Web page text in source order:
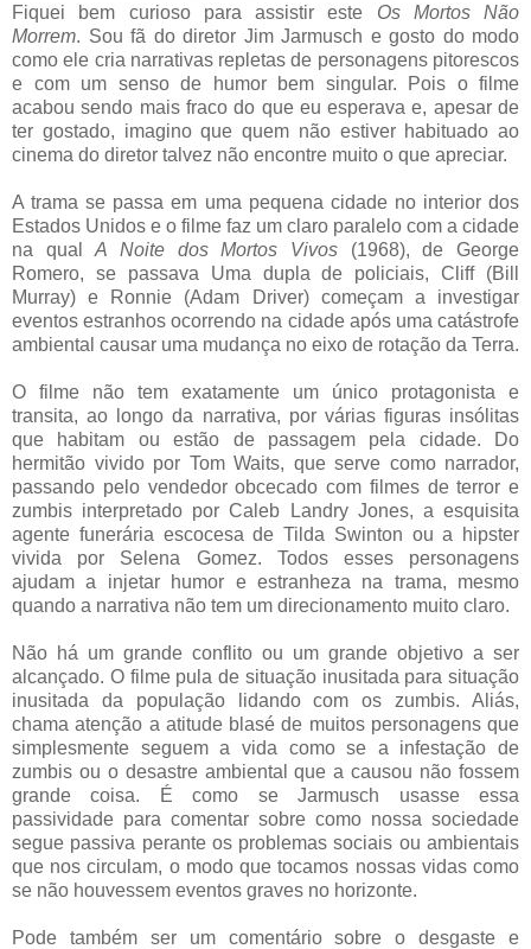
Fiquei bem curioso para assistir este Os Mortos Não
Morrem. Sou fã do diretor Jim Jarmusch e gosto do modo
como ele cria narrativas repletas de personagens pitorescos
e com um senso de humor bem singular. Pois o filme
acabou sendo mais fraco do que eu esperava e, apesar de
ter gostado, imagino que quem não estiver habituado ao
cinema do diretor talvez não encontre muito o que apreciar.
A trama se passa em uma pequena cidade no interior dos
Estados Unidos e o filme faz um claro paralelo com a cidade
na qualA Noite dos Mortos Vivos (1968), de George
Romero, se passava Uma dupla de policiais, Cliff (Bill
Murray) e Ronnie (Adam Driver) começam a investigar
eventos estranhos ocorrendo na cidade após uma catástrofe
ambiental causar uma mudança no eixo de rotação da Terra.
O filme não tem exatamente um único protagonista e
transita, ao longo da narrativa, por várias figuras insólitas
que habitam ou estão de passagem pela cidade. Do
hermitão vivido por Tom Waits, que serve como narrador,
passando pelo vendedor obcecado com filmes de terror e
zumbis interpretado por Caleb Landry Jones, a esquisita
agente funerária escocesa de Tilda Swinton ou a hipster
vivida por Selena Gomez. Todos esses personagens
ajudam a injetar humor e estranheza na trama, mesmo
quando a narrativa não tem um direcionamento muito claro.
Não há um grande conflito ou um grande objetivo a ser
alcançado. O filme pula de situação inusitada para situação
inusitada da população lidando com os zumbis. Aliás,
chama atenção a atitude blasé de muitos personagens que
simplesmente seguem a vida como se a infestação de
zumbis ou o desastre ambiental que a causou não fossem
grande coisa. É como se Jarmusch usasse essa
passividade para comentar sobre como nossa sociedade
segue passiva perante os problemas sociais ou ambientais
que nos circulam, o modo que tocamos nossas vidas como
se não houvessem eventos graves no horizonte.
Pode também ser um comentário sobre o desgaste e